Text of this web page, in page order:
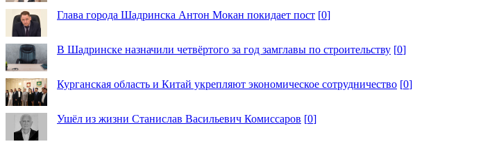
Глава города Шадринска Антон Мокан покидает пост [0]
В Шадринске назначили четвёртого за год замглавы по строительству [0]
Курганская область и Китай укрепляют экономическое сотрудничество [0]
Ушёл из жизни Станислав Васильевич Комиссаров [0]